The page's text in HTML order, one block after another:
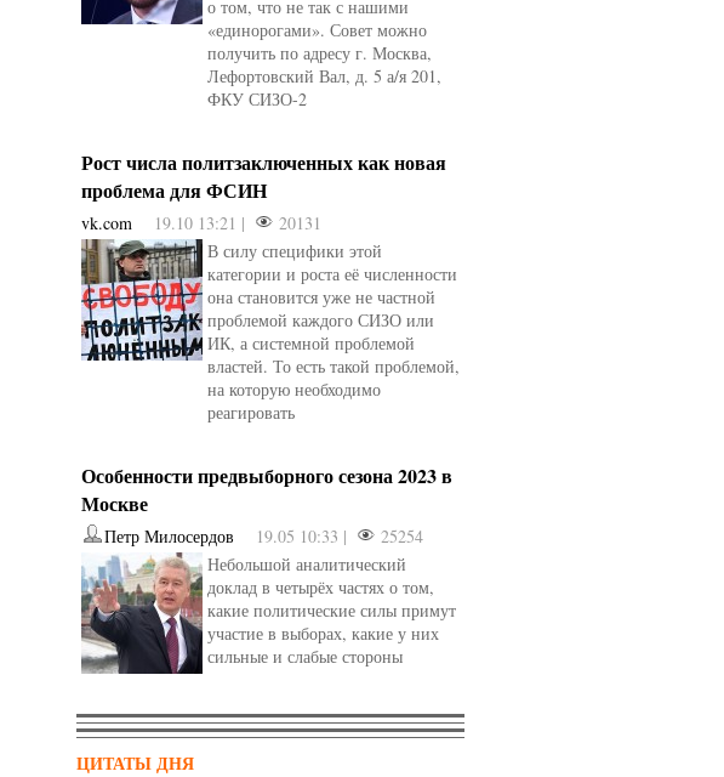
о том, что не так с нашими
«единорогами». Совет можно
получить по адресу г. Москва,
Лефортовский Вал, д. 5 а/я 201,
ФКУ СИЗО-2
Рост числа политзаключенных как новая
проблема для ФСИН
vk.com 19.10 13:21 |
20131
В силу специфики этой
категории и роста её численности
она становится уже не частной
проблемой каждого СИЗО или
ИК, а системной проблемой
властей. То есть такой проблемой,
на которую необходимо
реагировать
Особенности предвыборного сезона 2023 в
Москве
Петр Милосердов 19.05 10:33 |
25254
Небольшой аналитический
доклад в четырёх частях о том,
какие политические силы примут
участие в выборах, какие у них
сильные и слабые стороны
ЦИТАТЫ ДНЯ